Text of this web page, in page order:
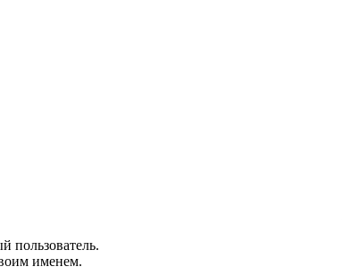
пользователь.
именем.